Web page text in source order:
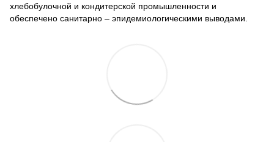
хлебобулочной и кондитерской промышленности и
обеспечено санитарно – эпидемиологическими выводами.